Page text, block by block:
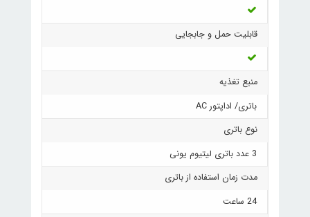
قابلیت حمل و جابجایی
منبع تغذیه
باتری/ اداپتور AC
نوع باتری
3 عدد باتری لیتیوم یونی
مدت زمان استفاده از باتری
24 ساعت